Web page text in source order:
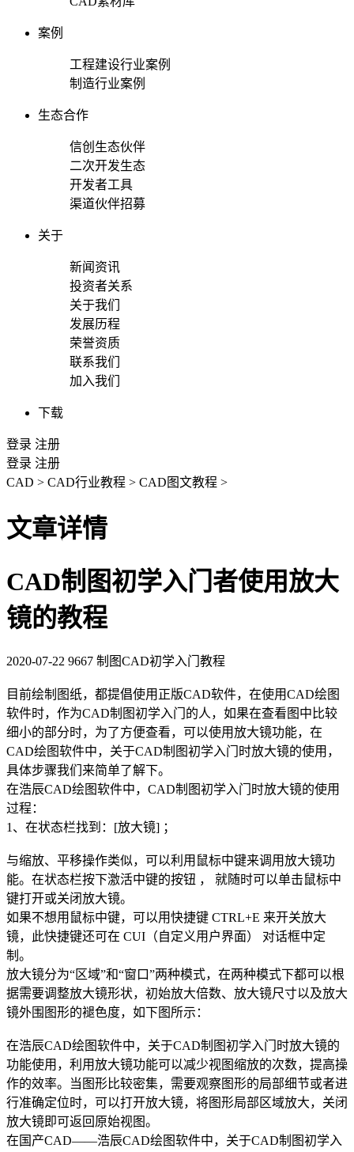
案例
工程建设行业案例
制造行业案例
生态合作
信创生态伙伴
二次开发生态
开发者工具
渠道伙伴招募
关于
新闻资讯
投资者关系
关于我们
发展历程
荣誉资质
联系我们
加入我们
下载
登录 注册
登录 注册
CAD > CAD行业教程 > CAD图文教程 >
文章详情
CAD制图初学入门者使用放大
镜的教程
2020-07-22 9667 制图CAD初学入门教程
目前绘制图纸，都提倡使用正版CAD软件，在使用CAD绘图
软件时，作为CAD制图初学入门的人，如果在查看图中比较
细小的部分时，为了方便查看，可以使用放大镜功能，在
CAD绘图软件中，关于CAD制图初学入门
时放大镜的使用，
具体步骤我们来简单了解下。
在浩辰CAD绘图软件中，CAD制图初学入门时放大镜的使用
过程：
1、在状态栏找到：[放大镜] ；
与缩放、平移操作类似，可以利用鼠标中键来调用放大镜功
能。在状态栏按下激活中键的按钮 ， 就随时可以单击鼠标中
键打开或关闭放大镜。
如果不想用鼠标中键，可以用快捷键 CTRL+E 来开关放大
镜，此快捷键还可在 CUI（自定义用户界面） 对话框中定
制。
放大镜分为“区域”和“窗口”两种模式，在两种模式下都可以根
据需要调整放大镜形状，初始放大倍数、放大镜尺寸以及放大
镜外围图形的褪色度，如下图所示：
在浩辰CAD绘图软件中，关于CAD制图初学入门时放大镜的
功能使用，利用放大镜功能可以减少视图缩放的次数，提高操
作的效率。当图形比较密集，需要观察图形的局部细节或者进
行准确定位时，可以打开放大镜，将图形局部区域放大，关闭
放大镜即可返回原始视图。
在 国产CAD——浩辰CAD绘图软件中，关于CAD制图初学入